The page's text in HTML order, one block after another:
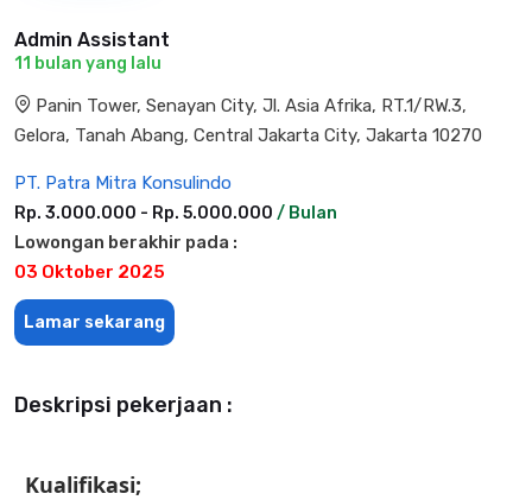
Admin Assistant
11 bulan yang lalu
Panin Tower, Senayan City, Jl. Asia Afrika, RT.1/RW.3,
Gelora, Tanah Abang, Central Jakarta City, Jakarta 10270
PT. Patra Mitra Konsulindo
Rp. 3.000.000 - Rp. 5.000.000 / Bulan
Lowongan berakhir pada :
03 Oktober 2025
Lamar sekarang
Deskripsi pekerjaan :
Kualifikasi;